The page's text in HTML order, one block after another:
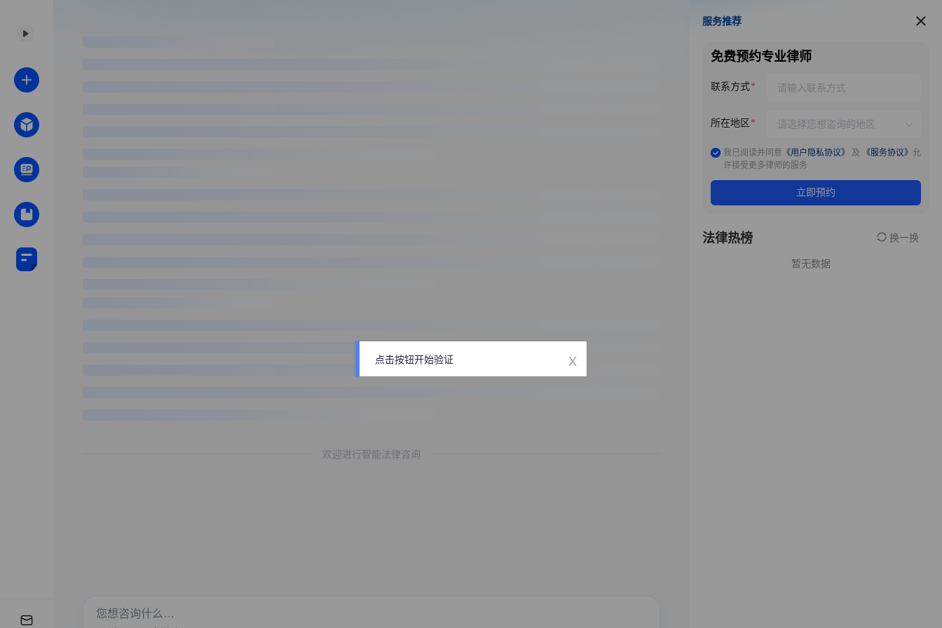
欢迎进行智能法律咨询
服务推荐
服务推荐
免费预约专业律师
联系方式
所在地区
我已阅读并同意 《用户隐私协议》 及 《服务协议》 允
许接受更多律师的服务
立即预约
法律热榜 换一换
暂无数据
点击按钮开始验证 x